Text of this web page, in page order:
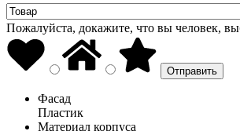
Пожалуйста, докажите, что вы человек,
Фасад
Пластик
Материал корпуса